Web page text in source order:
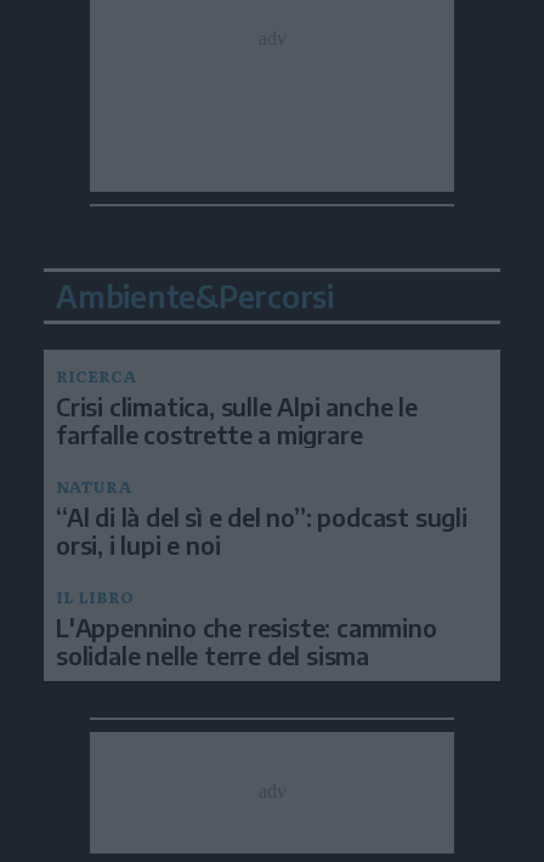
Ambiente&Percorsi
RICERCA
Crisi climatica, sulle Alpi anche le
farfalle costrette a migrare
NATURA
“Al di là del sì e del no”: podcast sugli
orsi, i lupi e noi
IL LIBRO
L'Appennino che resiste: cammino
solidale nelle terre del sisma